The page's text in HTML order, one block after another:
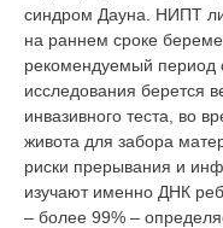
синдром Дауна. НИПТ
на раннем сроке
рекомендуемый период
исследования берется
инвазивного теста, во
живота для забора
риски прерывания и
изучают именно ДНК
– более 99% –